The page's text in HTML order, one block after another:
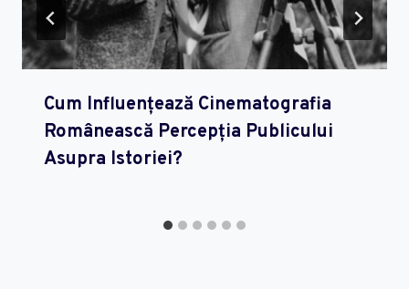
Cum Influențează Cinematografia
Românească Percepția Publicului
Asupra Istoriei?